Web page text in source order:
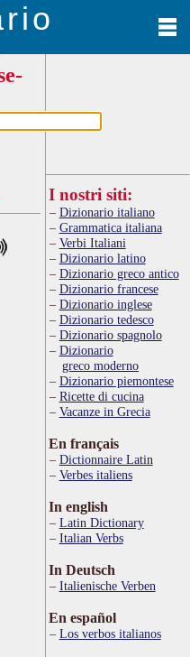
I nostri siti:
Dizionario italiano
Grammatica italiana
Verbi Italiani
Dizionario latino
Dizionario greco antico
Dizionario francese
Dizionario inglese
Dizionario tedesco
Dizionario spagnolo
Dizionario
greco moderno
Dizionario piemontese
Ricette di cucina
Vacanze in Grecia
En français
Dictionnaire Latin
Verbes italiens
In english
Latin Dictionary
Italian Verbs
In Deutsch
Italienische Verben
En español
Los verbos italianos